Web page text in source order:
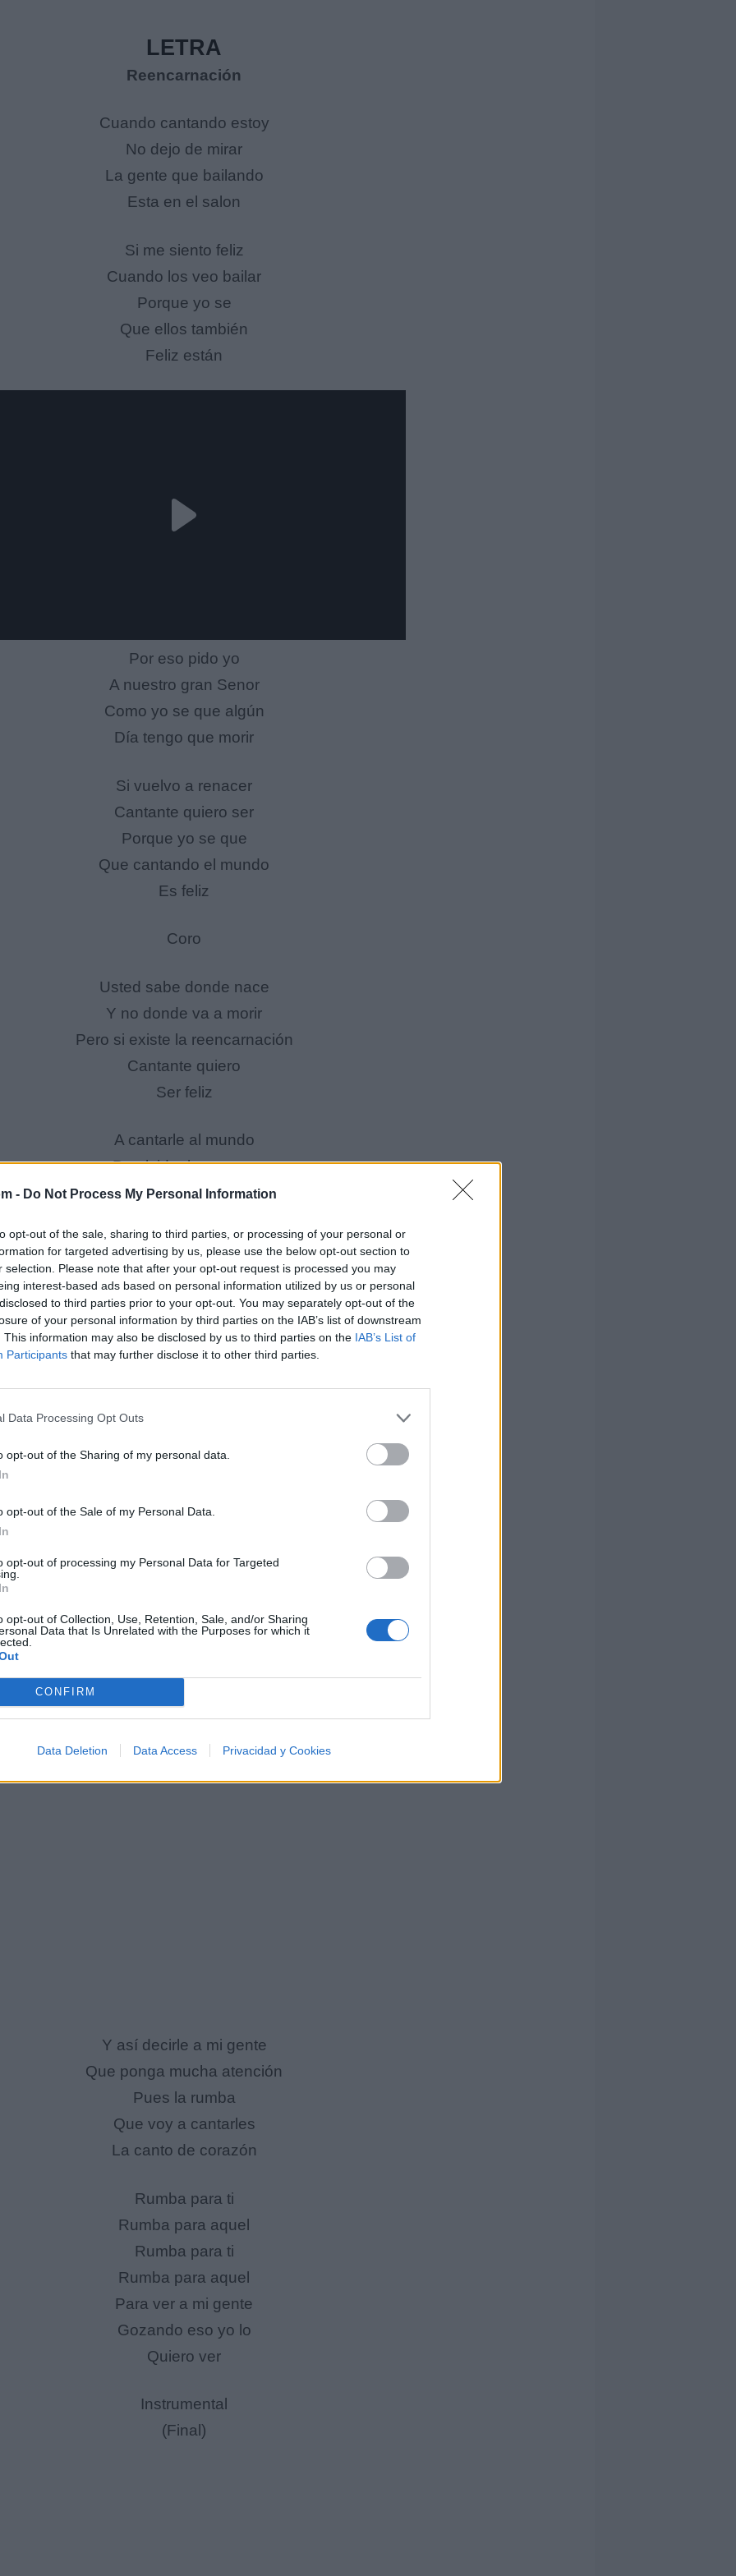
- Do Not Process My Personal Information
opt-out of the sale, sharing to third parties, or processing of your personal or
for targeted advertising by us, please use the below opt-out section to
selection. Please note that after your opt-out request is processed you may
interest-based ads based on personal information utilized by us or personal
to third parties prior to your opt-out. You may separately opt-out of the
of your personal information by third parties on the IAB’s list of downstream
This information may also be disclosed by us to third parties on the IAB’s List of
Participants that may further disclose it to other third parties.
Data Processing Opt Outs
opt-out of the Sharing of my personal data.
opt-out of the Sale of my Personal Data.
opt-out of processing my Personal Data for Targeted
opt-out of Collection, Use, Retention, Sale, and/or Sharing
Data that Is Unrelated with the Purposes for which it
CONFIRM
Data Deletion Data Access Privacidad y Cookies
LETRA
Reencarnación
Cuando cantando estoy
No dejo de mirar
La gente que bailando
Esta en el salon
Si me siento feliz
Cuando los veo bailar
Porque yo se
Que ellos también
Feliz están
Por eso pido yo
A nuestro gran Senor
Como yo se que algún
Día tengo que morir
Si vuelvo a renacer
Cantante quiero ser
Porque yo se que
Que cantando el mundo
Es feliz
Coro
Usted sabe donde nace
Y no donde va a morir
Pero si existe la reencarnación
Cantante quiero
Ser feliz
A cantarle al mundo
Pa olvidar las penas
Y decir que si reencarno
Cantar sera mi condena
Si existe la reencarnación
Cantante yo quisiera ser
Pues cantando es que
Instrumental
Y volver volver volver
Y a cantarles mi bembe bembe
Y así decirle a mi gente
Que ponga mucha atención
Pues la rumba
Que voy a cantarles
La canto de corazón
Rumba para ti
Rumba para aquel
Rumba para ti
Rumba para aquel
Para ver a mi gente
Gozando eso yo lo
Quiero ver
Instrumental
(Final)